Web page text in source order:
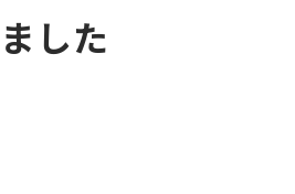
した